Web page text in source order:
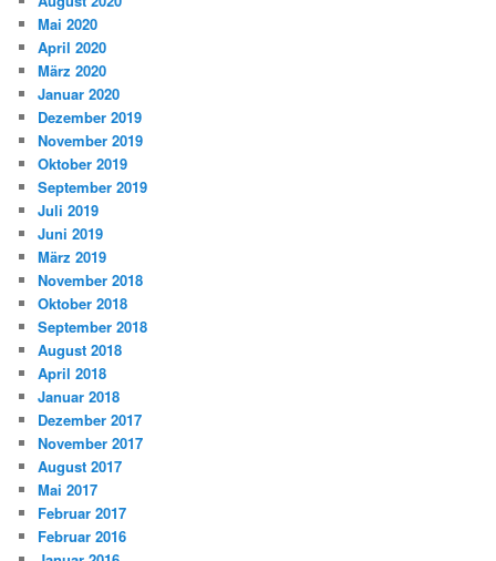
Mai 2020
April 2020
März 2020
Januar 2020
Dezember 2019
November 2019
Oktober 2019
September 2019
Juli 2019
Juni 2019
März 2019
November 2018
Oktober 2018
September 2018
August 2018
April 2018
Januar 2018
Dezember 2017
November 2017
August 2017
Mai 2017
Februar 2017
Februar 2016